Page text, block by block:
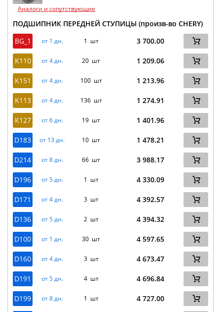
Аналоги и сопутствующие
ПОДШИПНИК ПЕРЕДНЕЙ СТУПИЦЫ (произв-во CHERY)
BG_1
от 1 дн. 1 шт 3 700.00
K110 от 4 дн. 20 шт 1 209.06
K151 от 4 дн. 100 шт 1 213.96
K113 от 4 дн. 136 шт 1 274.91
K127 от 6 дн. 19 шт 1 401.96
D183 от 13 дн. 10 шт 1 478.21
D214 от 8 дн. 66 шт 3 988.17
D196 от 5 дн. 1 шт 4 330.09
D171 от 4 дн. 3 шт 4 392.57
D136 от 5 дн. 2 шт 4 394.32
D100 от 1 дн. 30 шт 4 597.65
D160 от 4 дн. 3 шт 4 673.47
D191 от 5 дн. 4 шт 4 696.84
D199 от 8 дн. 1 шт 4 727.00